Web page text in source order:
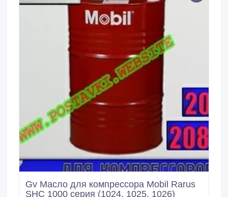
Gv Масло для компрессора Mobil Rarus
SHC 1000 серия (1024, 1025, 1026)